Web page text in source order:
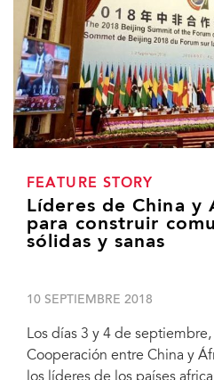
FEATURE STORY
Líderes de China y
para construir
sólidas y sanas
10 SEPTIEMBRE 2018
Los días 3 y 4 de
Cooperación entre China y